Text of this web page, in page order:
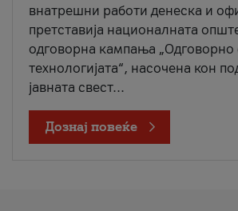
внатрешни работи денеска и
претставија националната
одговорна кампања „Одговорно
технологијата“, насочена кон
јавната свест...
Дознај повеќе